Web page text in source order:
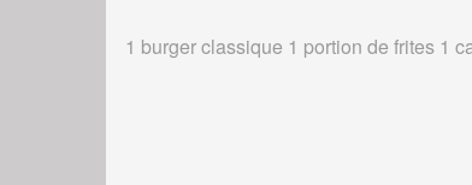
1 burger classique 1 portion de frites 1